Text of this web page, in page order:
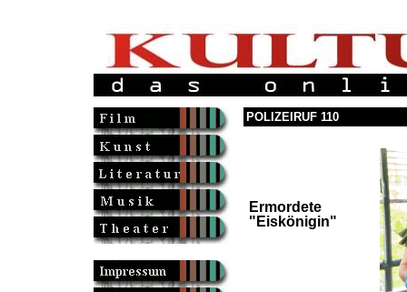
POLIZEIRUF 110
Ermordete
"Eiskönigin"